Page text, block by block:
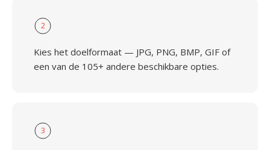
2
Kies het doelformaat — JPG, PNG, BMP, GIF of
een van de 105+ andere beschikbare opties.
3